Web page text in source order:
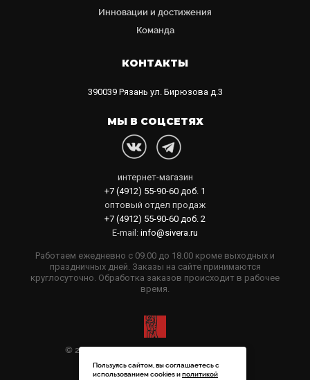
Инновации и достижения
Команда
КОНТАКТЫ
390039 Рязань ул. Бирюзова д.3
МЫ В СОЦСЕТЯХ
интернет-магазин
+7 (4912) 55-90-60 доб. 1
оптовый отдел продаж
+7 (4912) 55-90-60 доб. 2
E-mail: info@sivera.ru
Работаем ежедневно с 09.00 до 18.00 кроме выходных и
праздничных дней. Заказы на сайте принимаются
круглосуточно. Обработка заказов происходит в рабочее
время.
© 2006-2026 Sivera. Все права защищены
Политика конфиденциальности
Пользуясь сайтом, вы соглашаетесь с
использованием cookies иполитикой